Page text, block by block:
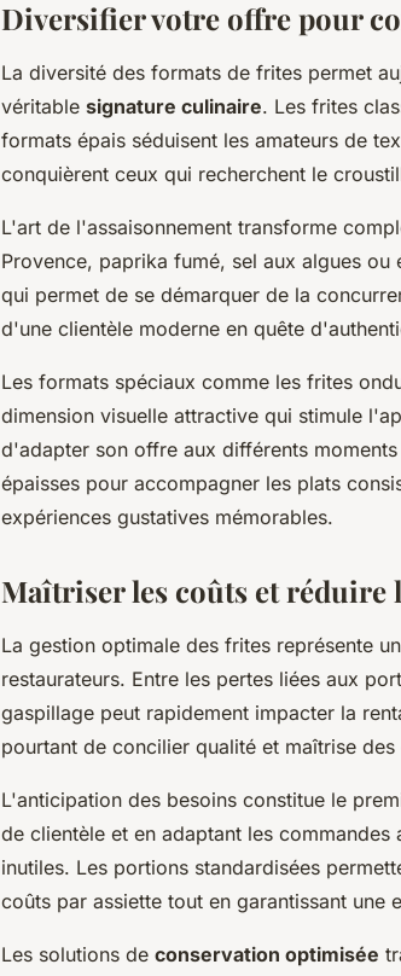
Diversifier votre offre pour
La diversité des formats de frites permet
véritable signature culinaire. Les frites
formats épais séduisent les amateurs de
conquièrent ceux qui recherchent le
L'art de l'assaisonnement transforme
Provence, paprika fumé, sel aux algues
qui permet de se démarquer de la
d'une clientèle moderne en quête
Les formats spéciaux comme les frites
dimension visuelle attractive qui stimule
d'adapter son offre aux différents
épaisses pour accompagner les plats
expériences gustatives mémorables.
Maîtriser les coûts et réduire
La gestion optimale des frites représente
restaurateurs. Entre les pertes liées aux
gaspillage peut rapidement impacter la
pourtant de concilier qualité et maîtrise des
L'anticipation des besoins constitue le
de clientèle et en adaptant les
inutiles. Les portions standardisées
coûts par assiette tout en garantissant une
Les solutions de conservation optimisée